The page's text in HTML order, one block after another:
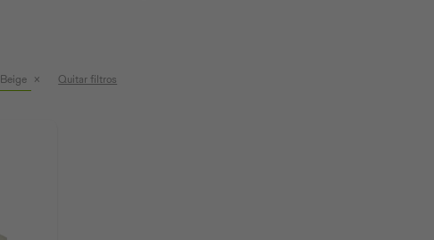
Beige Quitar filtros